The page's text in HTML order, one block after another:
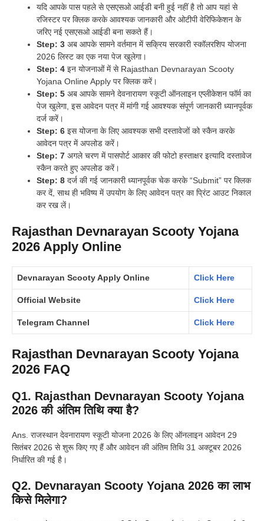
यदि आपके पास पहले से एसएसओ आईडी बनी हुई नहीं है तो आप यहां से
रजिस्टर पर क्लिक करके आवश्यक जानकारी और ओटीपी वेरिफिकेशन के
जरिए नई एसएसओ आईडी बना सकते हैं।
Step: 3 अब आपके सामने वर्तमान में सक्रिय सरकारी स्कॉलरशिप योजना
2026 लिस्ट का एक नया पेज खुलेगा।
Step: 4 इन योजनाओं में से Rajasthan Devnarayan Scooty
Yojana Online Apply पर क्लिक करें।
Step: 5 अब आपके सामने देवनारायण स्कूटी ऑनलाइन एप्लीकेशन फॉर्म का
पेज खुलेगा, इस आवेदन पत्र में मांगी गई आवश्यक संपूर्ण जानकारी ध्यानपूर्वक
दर्ज करें।
Step: 6 इस योजना के लिए आवश्यक सभी दस्तावेजों को स्कैन करके
आवेदन पत्र में अपलोड करें।
Step: 7 अगले चरण में पासपोर्ट आकार की फोटो हस्ताक्षर इत्यादि दस्तावेज
स्कैन करते हुए अपलोड करें।
Step: 8 दर्ज की गई जानकारी ध्यानपूर्वक चेक करके “Submit” पर क्लिक
कर दें, साथ ही भविष्य में उपयोग के लिए आवेदन पत्र का प्रिंट आउट निकाल
कर रख लें।
Rajasthan Devnarayan Scooty Yojana
2026 Apply Online
Devnarayan Scooty Apply Online Click Here
Official Website Click Here
Telegram Channel Click Here
Rajasthan Devnarayan Scooty Yojana
2026 FAQ
Q1. Rajasthan Devnarayan Scooty Yojana
2026 की अंतिम तिथि क्या है?
Ans. राजस्थान देवनारायण स्कूटी योजना 2026 के लिए ऑनलाइन आवेदन 29
सितंबर 2026 से शुरू किए गए हैं और आवेदन की अंतिम तिथि 31 अक्टूबर 2026
निर्धारित की गई है।
Q2. Devnarayan Scooty Yojana 2026 का लाभ
किसे मिलेगा?